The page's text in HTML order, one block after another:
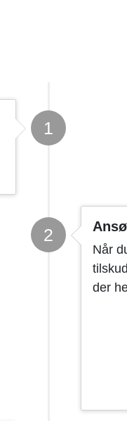
1
2
Når
der